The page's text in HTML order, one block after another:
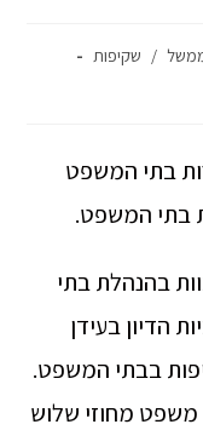
/ שקיפות
בתי המשפט.
בהנהלת בתי
הדיון בעידן
בבתי המשפט.
בכל בית משפט מחוזי שלוש